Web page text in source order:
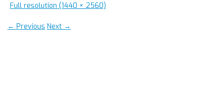
Full resolution (1440 × 2560)
← Previous Next →